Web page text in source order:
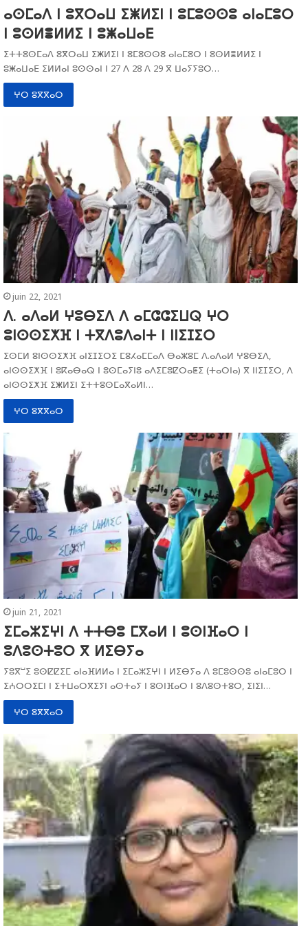
ⴰⵙⵎⴰⴷ ⵏ ⵓⴳⵔⴰⵡ ⵉⵥⵍⵉⵏ ⵏ ⵓⵎⵓⵙⵙⵓ ⴰⵏⴰⵎⵓⵔ
ⵏ ⵓⵙⵍⴻⵍⵍⵉ ⵏ ⵓⵥⴰⵡⴰⴹ
ⵉⵜⵜⵓⵙⵎⴰⴷ ⵓⴳⵔⴰⵡ ⵉⵥⵍⵉⵏ ⵏ ⵓⵎⵓⵙⵙⵓ ⴰⵏⴰⵎⵓⵔ ⵏ ⵓⵙⵍⴻⵍⵍⵉ ⵏ
ⵓⵥⴰⵡⴰⴹ ⵉⵍⵍⴰⵏ ⵓⵙⵙⴰⵏ ⵏ 27 ⴷ 28 ⴷ 29 ⴳ ⵡⴰⵢⵢⵓⵔ…
ⵖⵔ ⵓⴳⴳⴰⵔ
juin 22, 2021
ⴷ. ⴰⴷⴰⵍ ⵖⵓⴱⵉⴷ ⴷ ⴰⵎⵛⵛⵉⵡⵕ ⵖⵔ
ⵓⵏⵙⵙⵉⵅⴼ ⵏ ⵜⴳⴷⵓⴷⴰⵏⵜ ⵏ ⵏⵏⵉⵊⵉⵔ
ⵉⵙⵎⵍ ⵓⵏⵙⵙⵉⵅⴼ ⴰⵏⵉⵊⵉⵔⵉ ⵎⵓⵃⴰⵎⵎⴰⴷ ⴱⴰⵣⵓⵎ ⴷ.ⴰⴷⴰⵍ ⵖⵓⴱⵉⴷ,
ⴰⵏⵙⵙⵉⵅⴼ ⵏ ⵓⴽⴰⴱⴰⵕ ⵏ ⵓⵙⵎⴰⵢⵏⵓ ⴰⴷⵉⵎⵓⵇⵔⴰⵟⵉ (ⵜⴰⵔⵏⴰ) ⴳ ⵏⵏⵉⵊⵉⵔ, ⴷ
ⴰⵏⵙⵙⵉⵅⴼ ⵉⵥⵍⵉⵏ ⵉⵜⵜⵓⵙⵎⴰⴳⴰⵍⵏ…
ⵖⵔ ⵓⴳⴳⴰⵔ
juin 21, 2021
ⵉⵎⴰⵣⵉⵖⵏ ⴷ ⵜⵜⴱⵓ ⵎⴳⴰⵍ ⵏ ⵓⵙⵏⴼⴰⵔ ⵏ
ⵓⴷⵓⵙⵜⵓⵔ ⴳ ⵍⵉⴱⵢⴰ
ⵢⵓⴳⵯⵉ ⵓⵙⵇⵇⵉⵎ ⴰⵏⴰⴼⵍⵍⴰ ⵏ ⵉⵎⴰⵣⵉⵖⵏ ⵏ ⵍⵉⴱⵢⴰ ⴷ ⵓⵎⵓⵙⵙⵓ ⴰⵏⴰⵎⵓⵔ ⵏ
ⵉⵄⵔⵔⵉⵎⵏ ⵏ ⵉⵜⵡⴰⵔⴳⵉⵢⵏ ⴰⵙⵜⴰⵢ ⵏ ⵓⵙⵏⴼⴰⵔ ⵏ ⵓⴷⵓⵙⵜⵓⵔ, ⵉⵏⵉⵏ…
ⵖⵔ ⵓⴳⴳⴰⵔ